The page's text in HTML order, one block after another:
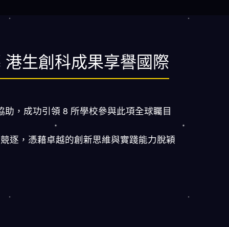
生創科成果享譽國際
，成功引領 8 所學校參與此項全球矚目
逐，憑藉卓越的創新思維與實踐能力脫穎